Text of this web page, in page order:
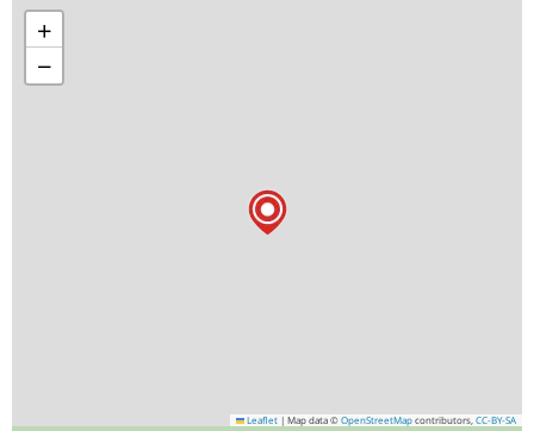
+
−
Leaflet | Map data © OpenStreetMap contributors, CC-BY-SA